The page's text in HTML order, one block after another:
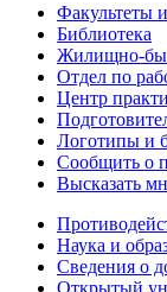
Факультеты
Библиотека
Жилищно-
Отдел по
Центр
Логотипы и
Сообщить о
Высказать
Наука и
Сведения о
Открытый